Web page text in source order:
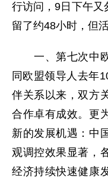
行访问，9日下午又
留了约48小时，但
一、第七次中欧
同欧盟领导人去年
伴关系以来，双方
合作卓有成效。更
新的发展机遇：中
观调控效果显著，
经济持续快速健康